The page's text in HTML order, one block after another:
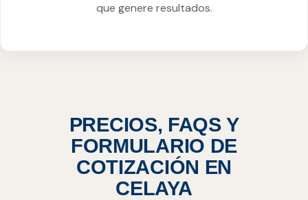
que genere resultados.
PRECIOS, FAQS Y
FORMULARIO DE
COTIZACIÓN EN
CELAYA